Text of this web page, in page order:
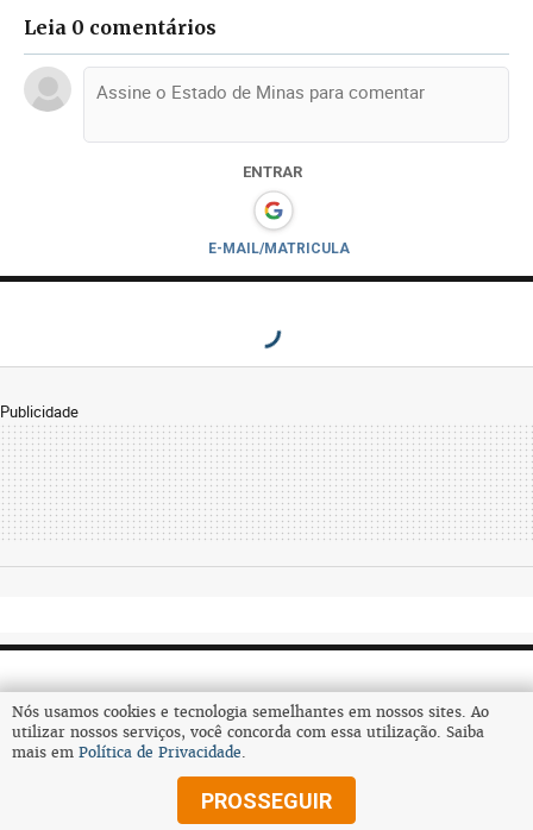
Leia 0 comentários
ENTRAR
E-MAIL/MATRICULA
Publicidade
Assine
Nós usamos cookies e tecnologia semelhantes em nossos sites. Ao
utilizar nossos serviços, você concorda com essa utilização. Saiba
mais em Política de Privacidade.
PROSSEGUIR